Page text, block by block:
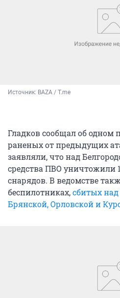
Источник: BAZA / T.me
Гладков сообщал об одном
раненых от предыдущих
заявляли, что над
средства ПВО уничтожили
снарядов. В ведомстве
беспилотниках,сбитых
Брянской, Орловской и